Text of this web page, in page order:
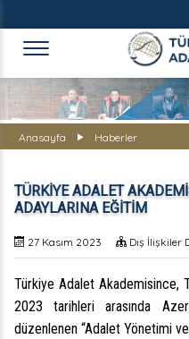
TÜRKİYE
Anasayfa Haberler
TÜRKİYE ADALET
ADAYLARINA EĞİTİM
27 Kasım 2023 Dış İlişkiler
Türkiye Adalet Akademisince,
2023 tarihleri arasında
düzenlenen “Adalet Yönetimi